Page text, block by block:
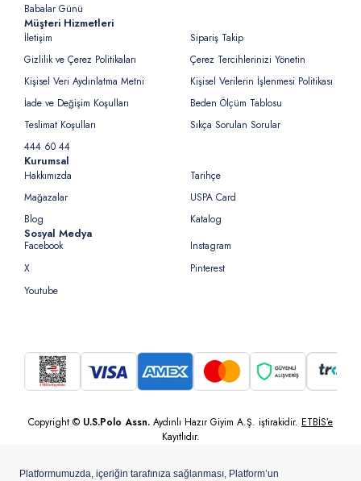
Babalar Günü
Müşteri Hizmetleri
İletişim
Sipariş Takip
Gizlilik ve Çerez Politikaları
Çerez Tercihlerinizi Yönetin
Kişisel Veri Aydınlatma Metni
Kişisel Verilerin İşlenmesi Politikası
İade ve Değişim Koşulları
Beden Ölçüm Tablosu
Teslimat Koşulları
Sıkça Sorulan Sorular
444 60 44
Kurumsal
Hakkımızda
Tarihçe
Mağazalar
USPA Card
Blog
Katalog
Sosyal Medya
Facebook
Instagram
X
Pinterest
Youtube
Copyright © U.S.Polo Assn. Aydınlı Hazır Giyim A.Ş. iştirakidir. ETBİS’e
Kayıtlıdır.